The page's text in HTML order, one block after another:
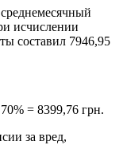
исчислении
составил 7946,95
= 8399,76 грн.
за вред,